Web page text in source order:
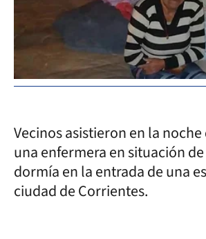
Vecinos asistieron en la
una enfermera en situación
dormía en la entrada de una
ciudad de Corrientes.